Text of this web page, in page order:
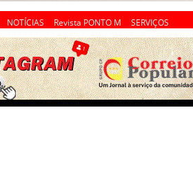
NOTÍCIAS Revista PONTO M SERVIÇOS